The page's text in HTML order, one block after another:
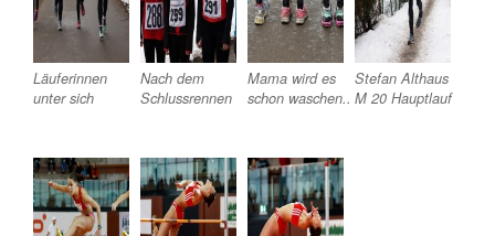
Läuferinnen
unter sich
Nach dem
Schlussrennen
Mama wird es
schon waschen..
Stefan Althaus
M 20 Hauptlauf